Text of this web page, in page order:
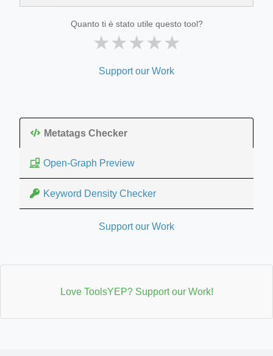
Quanto ti è stato utile questo tool?
★★★★★
Support our Work
Metatags Checker
Open-Graph Preview
Keyword Density Checker
Support our Work
Love ToolsYEP? Support our Work!